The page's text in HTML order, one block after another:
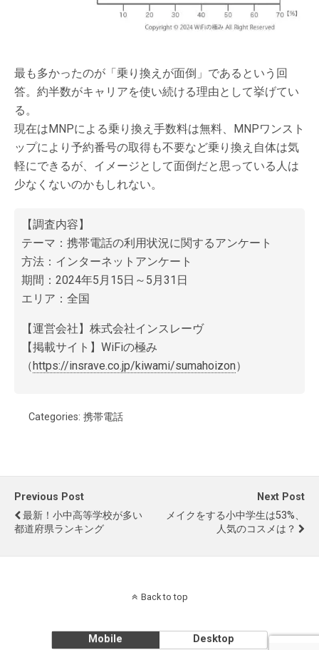
最も多かったのが「乗り換えが面倒」であるという回
答。約半数がキャリアを使い続ける理由として挙げてい
る。
現在はMNPによる乗り換え手数料は無料、MNPワンスト
ップにより予約番号の取得も不要など乗り換え自体は気
軽にできるが、イメージとして面倒だと思っている人は
少なくないのかもしれない。
【調査内容】
テーマ：携帯電話の利用状況に関するアンケート
方法：インターネットアンケート
期間：2024年5月15日～5月31日
エリア：全国
【運営会社】株式会社インスレーヴ
【掲載サイト】WiFiの極み
（https://insrave.co.jp/kiwami/sumahoizon）
Categories: 携帯電話
Previous Post
最新！小中高等学校が多い
都道府県ランキング
Next Post
メイクをする小中学生は53%、
人気のコスメは？
Back to top
Mobile Desktop